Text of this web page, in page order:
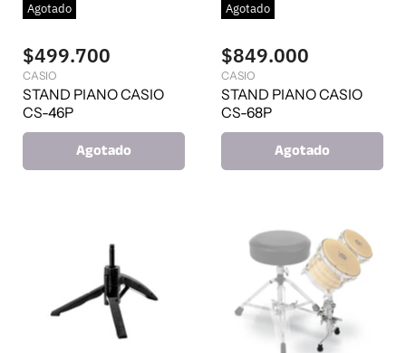
Agotado
$499.700
CASIO
STAND PIANO CASIO
CS-46P
Agotado
Agotado
$849.000
CASIO
STAND PIANO CASIO
CS-68P
Agotado